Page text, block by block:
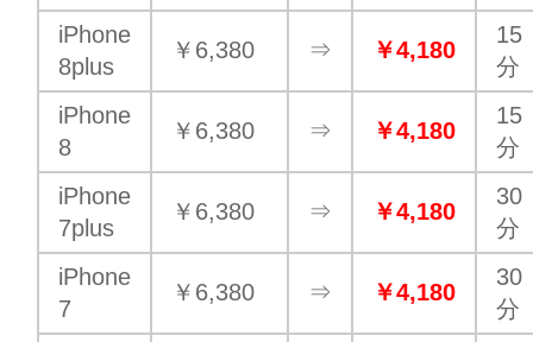
iPhone
8plus
￥6,380 ⇒ ￥4,180
15
分
iPhone
8
￥6,380 ⇒ ￥4,180
15
分
iPhone
7plus
￥6,380 ⇒ ￥4,180
30
分
iPhone
7
￥6,380 ⇒ ￥4,180
30
分